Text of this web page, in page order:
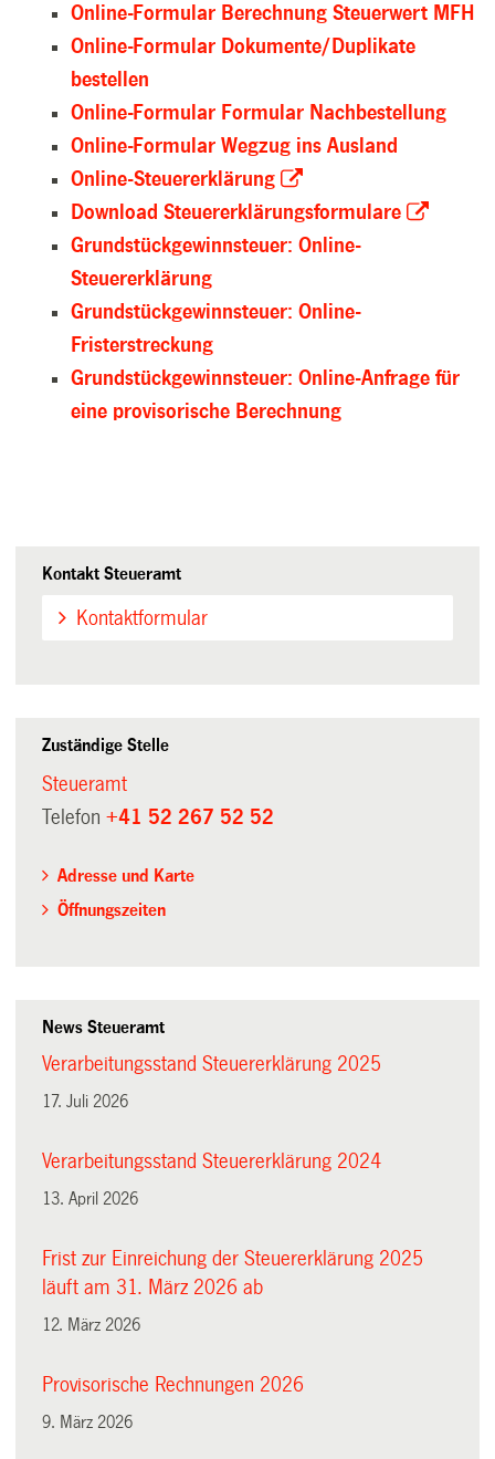
Online-Formular Berechnung Steuerwert MFH
Online-Formular Dokumente/Duplikate
bestellen
Online-Formular Formular Nachbestellung
Online-Formular Wegzug ins Ausland
Online-Steuererklärung
Download Steuererklärungsformulare
Grundstückgewinnsteuer: Online-
Steuererklärung
Grundstückgewinnsteuer: Online-
Fristerstreckung
Grundstückgewinnsteuer: Online-Anfrage für
eine provisorische Berechnung
Kontakt Steueramt
Kontaktformular
Zuständige Stelle
Steueramt
Telefon+41 52 267 52 52
Adresse und Karte
Öffnungszeiten
News Steueramt
Verarbeitungsstand Steuererklärung 2025
17. Juli 2026
Verarbeitungsstand Steuererklärung 2024
13. April 2026
Frist zur Einreichung der Steuererklärung 2025
läuft am 31. März 2026 ab
12. März 2026
Provisorische Rechnungen 2026
9. März 2026